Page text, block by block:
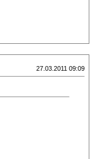
27.03.2011 09:09